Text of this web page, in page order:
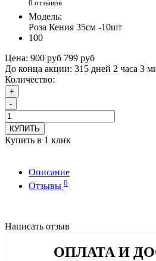
0 отзывов
Модель:
Роза Кения 35см -10шт
100
Цена: 900 руб 799 руб
До конца акции: 315 дней 2 часа 3
Количество:
+
-
КУПИТЬ
Купить в 1 клик
Описание
Отзывы 0
Написать отзыв
ОПЛАТА И